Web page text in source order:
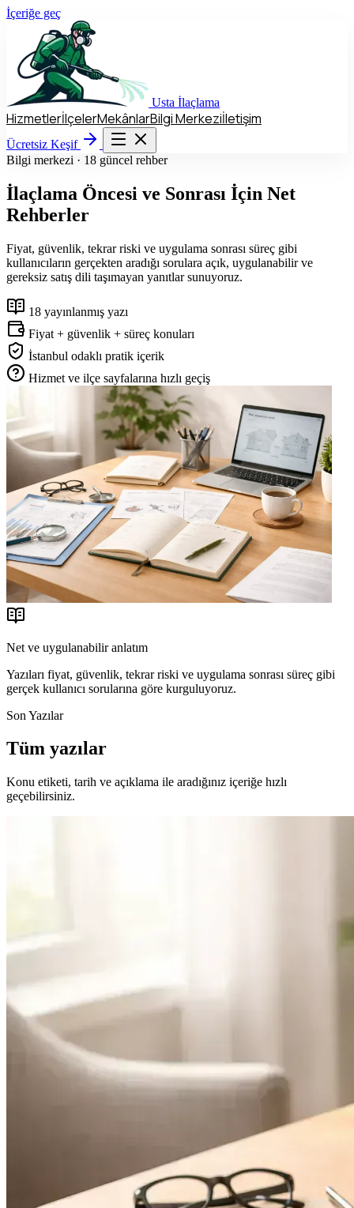
İçeriğe geç
Usta İlaçlama
HizmetlerİlçelerMekânlarBilgi Merkeziİletişim
Ücretsiz Keşif
Hizmetler İlçeler Mekânlar Bilgi Merkezi
Ücretsiz Keşif
Bilgi merkezi · 18 güncel rehber
İlaçlama Öncesi ve Sonrası İçin Net
Rehberler
Fiyat, güvenlik, tekrar riski ve uygulama sonrası süreç gibi
kullanıcıların gerçekten aradığı sorulara açık, uygulanabilir ve
gereksiz satış dili taşımayan yanıtlar sunuyoruz.
18 yayınlanmış yazı
Fiyat + güvenlik + süreç konuları
İstanbul odaklı pratik içerik
Hizmet ve ilçe sayfalarına hızlı geçiş
Net ve uygulanabilir anlatım
Yazıları fiyat, güvenlik, tekrar riski ve uygulama sonrası süreç gibi
gerçek kullanıcı sorularına göre kurguluyoruz.
Son Yazılar
Tüm yazılar
Konu etiketi, tarih ve açıklama ile aradığınız içeriğe hızlı
geçebilirsiniz.